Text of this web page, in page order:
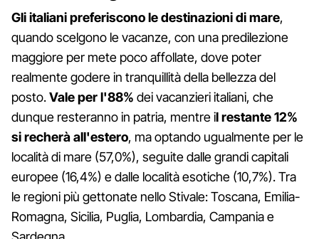
Gli italiani preferiscono le destinazioni di mare,
quando scelgono le vacanze, con una predilezione
maggiore per mete poco affollate, dove poter
realmente godere in tranquillità della bellezza del
posto.Vale per l'88% dei vacanzieri italiani, che
dunque resteranno in patria, mentre il restante 12%
si recherà all'estero, ma optando ugualmente per le
località di mare (57,0%), seguite dalle grandi capitali
europee (16,4%) e dalle località esotiche (10,7%). Tra
le regioni più gettonate nello Stivale: Toscana, Emilia-
Romagna, Sicilia, Puglia, Lombardia, Campania e